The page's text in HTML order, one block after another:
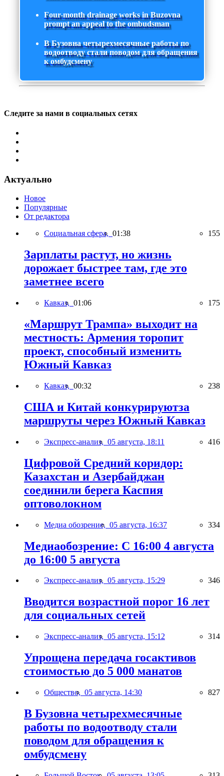
Four-month drainage works in Buzovna
prompt an appeal to the ombudsman
В Бузовна четырехмесячные работы по
водоотводу стали поводом для обращения
к омбудсмену
Следите за нами в социальных сетях
Актуально
Новое
Популярные
От редактора
Социальная сфера, 01:38 155
Зарплаты растут, но жизнь
дорожает быстрее там, где это
заметнее всего
Кавказ, 01:06 175
«Маршрут Трампа» выходит на
местность: Армения торопит
проект, способный изменить
Южный Кавказ
Кавказ, 00:32 238
США и Китай конкурируютза
маршруты через Южный Кавказ
Экспресс-анализ, 05 августа, 18:11 416
Цифровой Средний коридор:
Казахстан и Азербайджан
соединили берега Каспия
оптоволокном
Медиа обозрение, 05 августа, 16:37 334
Медиаобозрение: С 16:00 4 августа
до 16:00 5 августа
Экспресс-анализ, 05 августа, 15:29 346
Вводится возрастной порог 16 лет
для социальных сетей
Экспресс-анализ, 05 августа, 15:12 314
Упрощена передача госактивов
стоимостью до 5 000 манатов
Общество, 05 августа, 14:30 827
В Бузовна четырехмесячные
работы по водоотводу стали
поводом для обращения к
омбудсмену